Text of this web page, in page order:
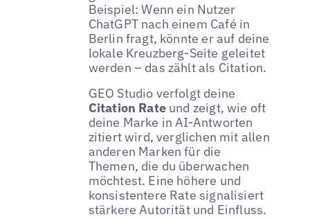
Beispiel: Wenn ein Nutzer
ChatGPT nach einem Café in
Berlin fragt, könnte er auf deine
lokale Kreuzberg-Seite geleitet
werden – das zählt als Citation.
GEO Studio verfolgt deine
Citation Rateund zeigt, wie oft
deine Marke in AI-Antworten
zitiert wird, verglichen mit allen
anderen Marken für die
Themen, die du überwachen
möchtest. Eine höhere und
konsistentere Rate signalisiert
stärkere Autorität und Einfluss.